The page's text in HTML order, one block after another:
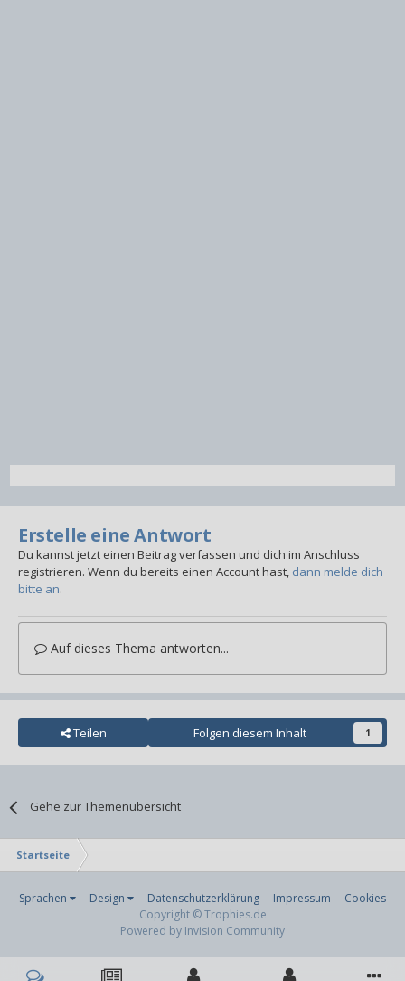
Erstelle eine Antwort
Du kannst jetzt einen Beitrag verfassen und dich im Anschluss
registrieren. Wenn du bereits einen Account hast, dann melde dich
bitte an.
Auf dieses Thema antworten...
Teilen Folgen diesem Inhalt 1
Gehe zur Themenübersicht
Startseite
Sprachen Design Datenschutzerklärung Impressum
Cookies
Copyright © Trophies.de
Powered by Invision Community